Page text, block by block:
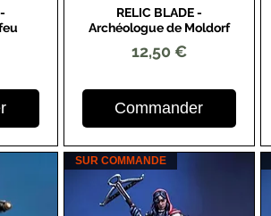
Aperçu rapide
RELIC BLADE -
Archéologue de Moldorf
Prix
12,50 €
Commander
SUR COMMANDE